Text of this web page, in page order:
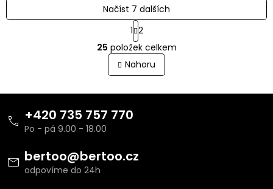
O
v
l
á
v
Načíst 7 dalších
S
t
r
á
n
k
v
1 2
25 položek celkem
Nahoru
Z
bertoo@bertoo.cz
+420 735 757 770